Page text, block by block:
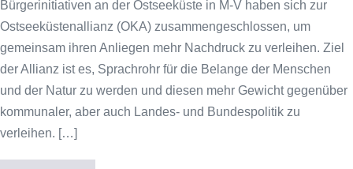
Bürgerinitiativen an der Ostseeküste in M-V haben sich zur
Ostseeküstenallianz (OKA) zusammengeschlossen, um
gemeinsam ihren Anliegen mehr Nachdruck zu verleihen. Ziel
der Allianz ist es, Sprachrohr für die Belange der Menschen
und der Natur zu werden und diesen mehr Gewicht gegenüber
kommunaler, aber auch Landes- und Bundespolitik zu
verleihen. […]